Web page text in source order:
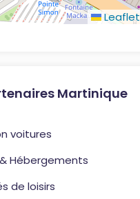
Leaflet
Martinique
voitures
Hébergements
de loisirs